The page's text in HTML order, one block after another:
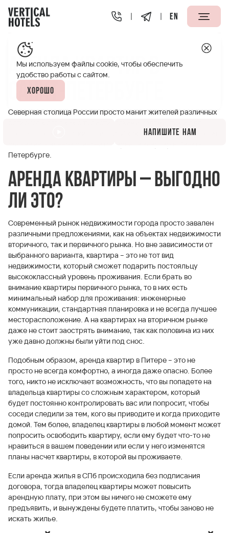
EN
Апарт-отели Vertical
Аренда квартир в
Санкт-Петербурге
Северная столица России просто манит жителей различных
постоянного места жительства. И как в первом, так и втором
Петербурге.
Аренда квартиры – выгодно
ли это?
Современный рынок недвижимости города просто завален
различными предложениями, как на объектах недвижимости
вторичного, так и первичного рынка. Но вне зависимости от
выбранного варианта, квартира – это не тот вид
недвижимости, который сможет подарить постояльцу
высококлассный уровень проживания. Если брать во
внимание квартиры первичного рынка, то в них есть
минимальный набор для проживания: инженерные
коммуникации, стандартная планировка и не всегда лучшее
месторасположение. А на квартирах на вторичном рынке
даже не стоит заострять внимание, так как половина из них
уже давно должны были уйти под снос.
Подобным образом, аренда квартир в Питере – это не
просто не всегда комфортно, а иногда даже опасно. Более
того, никто не исключает возможность, что вы попадете на
владельца квартиры со сложным характером, который
будет постоянно контролировать вас или попросит, чтобы
соседи следили за тем, кого вы приводите и когда приходите
домой. Тем более, владелец квартиры в любой момент может
попросить освободить квартиру, если ему будет что-то не
нравиться в вашем поведении или если у него изменятся
планы насчет квартиры, в которой вы проживаете.
Если аренда жилья в СПб происходила без подписания
договора, тогда владелец квартиры может повысить
арендную плату, при этом вы ничего не сможете ему
предъявить, и вынуждены будете платить, чтобы заново не
искать жилье.
Мы используем файлы cookie, чтобы обеспечить
удобство работы с сайтом.
Хорошо
Напишите нам